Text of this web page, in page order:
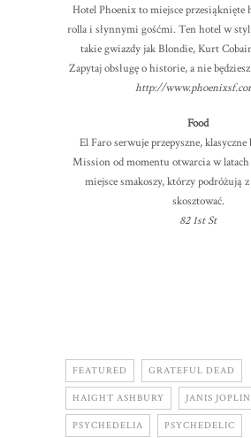
Hotel Phoenix to miejsce przesiąknięte
rolla i słynnymi gośćmi. Ten hotel w
takie gwiazdy jak Blondie, Kurt
Zapytaj obsługę o historie, a nie
http://
Food
El Faro serwuje przepyszne,
Mission od momentu otwarcia w
miejsce smakoszy, którzy podróżują z
skosztować.
82 1st St
FEATURED GRATEFUL DEAD
HAIGHT ASHBURY JANIS JOPLIN
PSYCHEDELIA PSYCHEDELIC